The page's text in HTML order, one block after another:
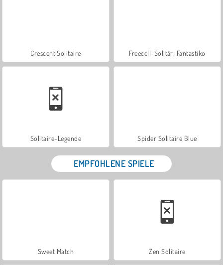
Crescent Solitaire Freecell-Solitär: Fantastiko
Solitaire-Legende Spider Solitaire Blue
EMPFOHLENE SPIELE
Sweet Match Zen Solitaire